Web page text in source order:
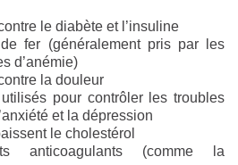
le diabète et l’insuline
fer (généralement pris par les
d’anémie)
la douleur
pour contrôler les troubles
et la dépression
le cholestérol
anticoagulants (comme la